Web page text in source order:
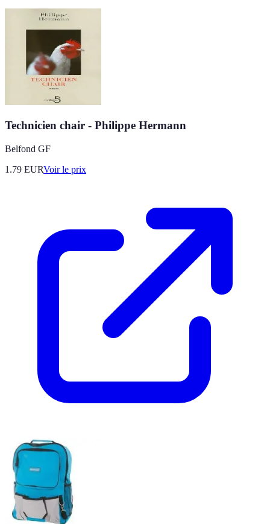
Technicien chair - Philippe Hermann
Belfond GF
1.79 EURVoir le prix